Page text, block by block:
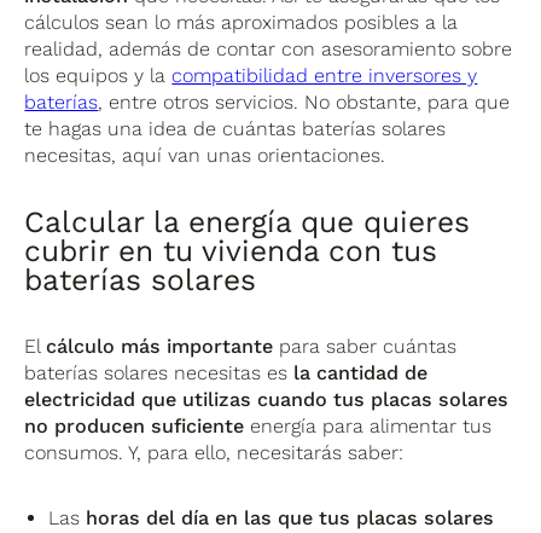
cálculos sean lo más aproximados posibles a la
realidad, además de contar con asesoramiento sobre
los equipos y la compatibilidad entre inversores y
baterías, entre otros servicios. No obstante, para que
te hagas una idea de cuántas baterías solares
necesitas, aquí van unas orientaciones.
Calcular la energía que quieres
cubrir en tu vivienda con tus
baterías solares
Elcálculo más importante para saber cuántas
baterías solares necesitas es la cantidad de
electricidad que utilizas cuando tus placas solares
no producen suficiente energía para alimentar tus
consumos. Y, para ello, necesitarás saber:
Las horas del día en las que tus placas solares